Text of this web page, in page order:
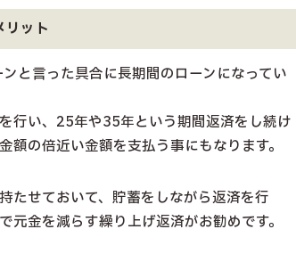
リット
と言った具合に長期間のローンになってい
行い、25年や35年という期間返済をし続け
の倍近い金額を支払う事にもなります。
たせておいて、貯蓄をしながら返済を行
元金を減らす繰り上げ返済がお勧めです。